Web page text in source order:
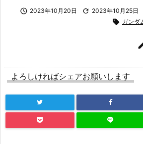
 2023年10月20日  2023年10月25日
 ガンダ
よろしければシェアお願いします